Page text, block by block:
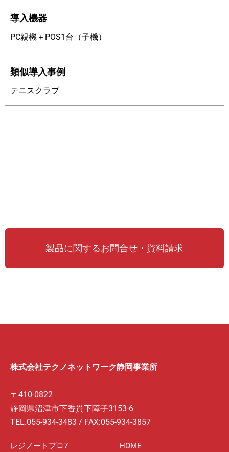
導入機器
PC親機＋POS1台（子機）
類似導入事例
テニスクラブ
製品に関するお問合せ・資料請求
株式会社テクノネットワーク静岡事業所
〒410-0822
静岡県沼津市下香貫下障子3153-6
TEL.055-934-3483 / FAX:055-934-3857
レジノートプロ7 HOME